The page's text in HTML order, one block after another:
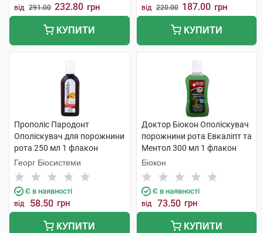
від 291.00 232.80 грн
КУПИТИ
від 220.00 187.00 грн
КУПИТИ
Прополіс Пародонт
Ополіскувач для порожнини
рота 250 мл 1 флакон
Георг Біосистеми
Є в наявності
від 58.50 грн
КУПИТИ
Доктор Біокон Ополіскувач
порожнини рота Евкаліпт та
Ментол 300 мл 1 флакон
Біокон
Є в наявності
від 73.50 грн
КУПИТИ